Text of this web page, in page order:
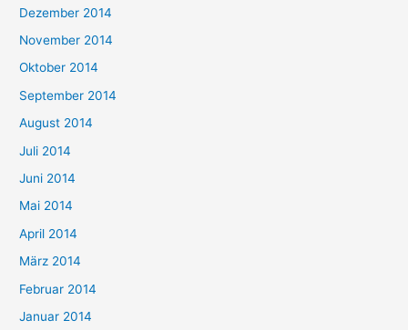
Dezember 2014
November 2014
Oktober 2014
September 2014
August 2014
Juli 2014
Juni 2014
Mai 2014
April 2014
März 2014
Februar 2014
Januar 2014